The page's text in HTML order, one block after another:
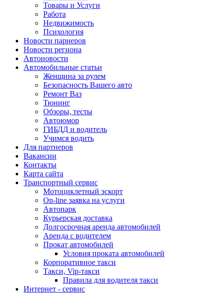
Товары и Услуги
Работа
Недвижимость
Психология
Новости парнеров
Новости региона
Автоновости
Автомобильные статьи
Женщина за рулем
Безопасность Вашего авто
Ремонт Ваз
Тюнинг
Обзоры, тесты
Автоюмор
ГИБДД и водитель
Учимся водить
Для партнеров
Вакансии
Контакты
Карта сайта
Транспортный сервис
Мотоциклетный эскорт
On-line заявка на услуги
Автопарк
Курьерская доставка
Долгосрочная аренда автомобилей
Аренда с водителем
Прокат автомобилей
Условия проката автомобилей
Корпоративное такси
Такси, Vip-такси
Правила для водителя такси
Интернет - сервис